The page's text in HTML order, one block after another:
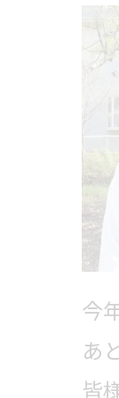
今
あ
皆